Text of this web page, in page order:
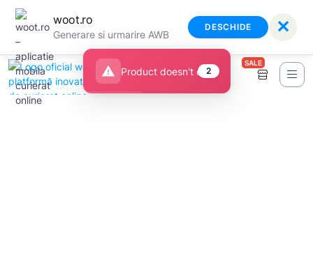
woot.ro
Generare si urmarire AWB
DESCHIDE ✕
SALE
warning Product doesn't exist
2